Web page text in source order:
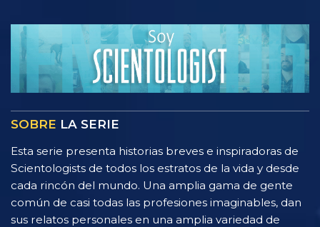
SOBRE LA SERIE
Esta serie presenta historias breves e inspiradoras de
Scientologists de todos los estratos de la vida y desde
cada rincón del mundo. Una amplia gama de gente
común de casi todas las profesiones imaginables, dan
sus relatos personales en una amplia variedad de